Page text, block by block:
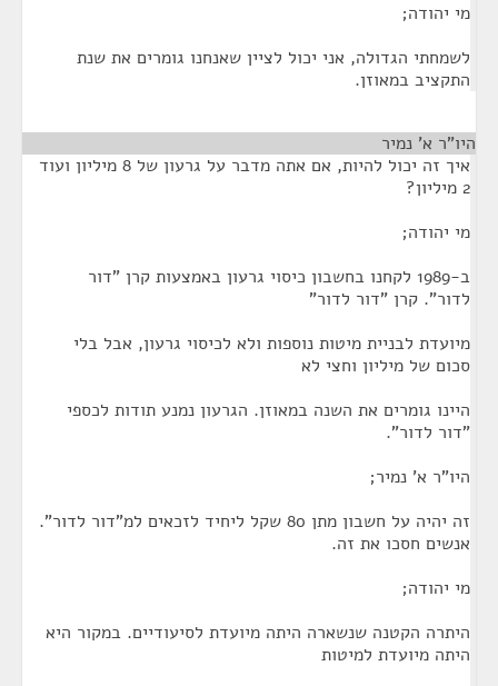
מי יהודה;
לשמחתי הגדולה, אני יכול לציין שאנחנו גומרים את שנת
התקציב במאוזן.
היו"ר א' נמיר
איך זה יכול להיות, אם אתה מדבר על גרעון של 8 מיליון ועוד
2 מיליון?
מי יהודה;
ב-1989 לקחנו בחשבון כיסוי גרעון באמצעות קרן "דור
לדור". קרן "דור לדור"
מיועדת לבניית מיטות נוספות ולא לכיסוי גרעון, אבל בלי
סכום של מיליון וחצי לא
היינו גומרים את השנה במאוזן. הגרעון נמנע תודות לכספי
"דור לדור".
היו"ר א' נמיר;
זה יהיה על חשבון מתן 80 שקל ליחיד לזכאים למ"דור לדור".
אנשים חסכו את זה.
מי יהודה;
היתרה הקטנה שנשארה היתה מיועדת לסיעודיים. במקור היא
היתה מיועדת למיטות